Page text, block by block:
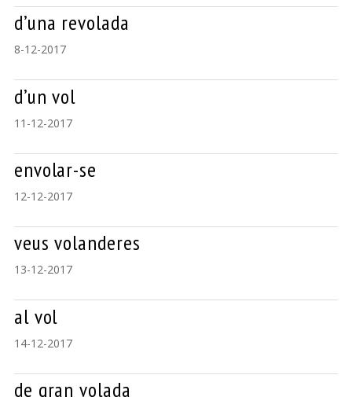
d’una revolada
8-12-2017
d’un vol
11-12-2017
envolar-se
12-12-2017
veus volanderes
13-12-2017
al vol
14-12-2017
de gran volada